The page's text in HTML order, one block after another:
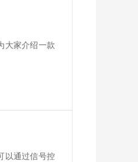
大家介绍一款
以通过信号控